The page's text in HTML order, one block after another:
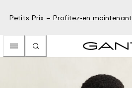
Petits Prix – Profitez-en maintenant